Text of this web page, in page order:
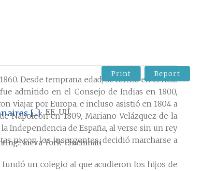
Desde temprana edad, se formó en el Real
admitido en el Consejo de Indias en 1800,
viajar por Europa, e incluso asistió en 1804 a
Napoleón en 1809, Mariano Velázquez de la
Independencia de España, al verse sin un rey
ni con los insurgentes, decidió marcharse a
un colegio al que acudieron los hijos de
Print Report
[...] EE. UU.
Nueva York-Cincinnati